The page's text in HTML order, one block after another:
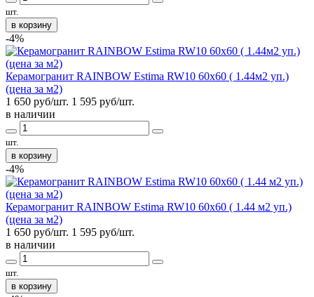
шт.
в корзину
-4%
Керамогранит RAINBOW Estima RW10 60x60 ( 1.44м2 уп.)
(цена за м2)
1 650 руб/шт. 1 595 руб/шт.
в наличии
шт.
в корзину
-4%
Керамогранит RAINBOW Estima RW10 60x60 ( 1.44 м2 уп.)
(цена за м2)
1 650 руб/шт. 1 595 руб/шт.
в наличии
шт.
в корзину